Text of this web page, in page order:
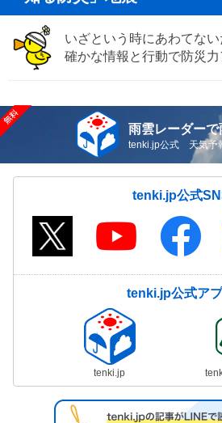
いざという時にあわてない
確かな情報と行動で防災
雨雲レーダーで
tenki.jp公式 天気予
tenki.jp公式
tenki.jp公式ア
tenki.jp